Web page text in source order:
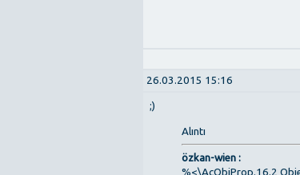
26.03.2015 15:16
;)
Alıntı
özkan-wien :
%<\AcObjProp.16.2